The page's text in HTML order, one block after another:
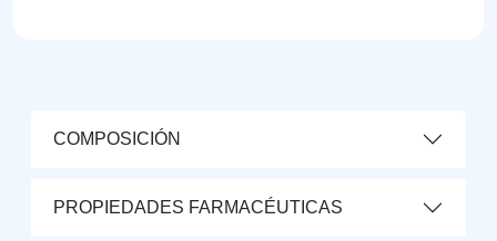
COMPOSICIÓN
PROPIEDADES FARMACÉUTICAS